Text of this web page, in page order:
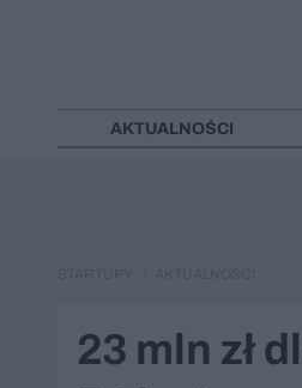
AKTUALNOŚCI
23 mln zł